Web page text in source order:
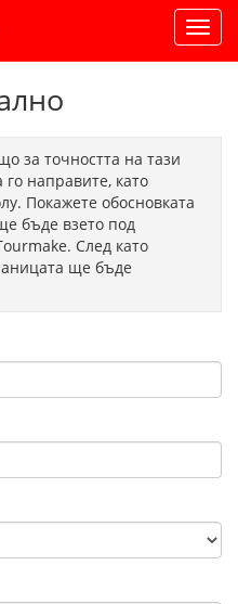
за точността на тази
направите, като
Покажете обосновката
бъде взето под
След като
ще бъде